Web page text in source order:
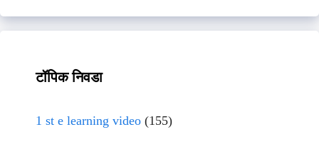
टॉपिक निवडा
1 st e learning video (155)